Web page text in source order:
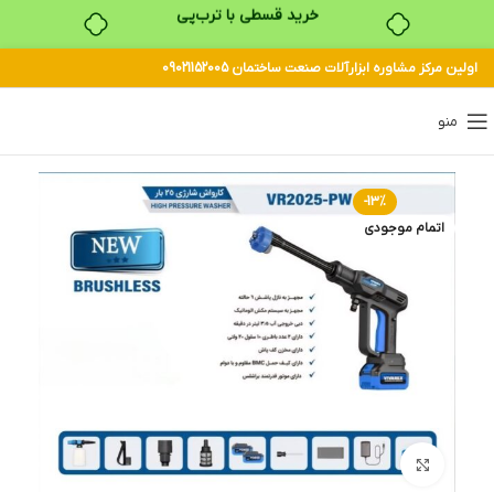
بدون ضامن، بدون سود
اولین مرکز مشاوره ابزارآلات صنعت ساختمان 09021152005
منو
-13%
اتمام موجودی
بزرگنمایی تصویر